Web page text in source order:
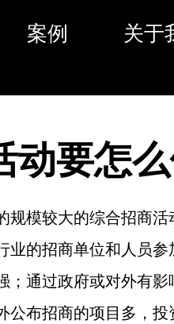
案例 关于
动要怎
规模较大的综合招商活
业的招商单位和人员
；通过政府或对外有影
公布招商的项目多，投